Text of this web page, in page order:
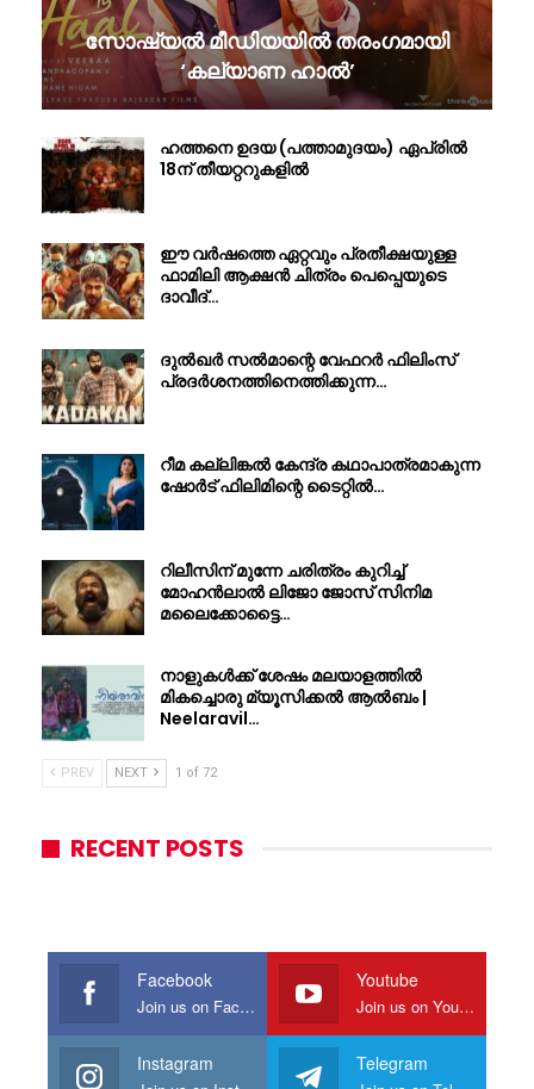
സോഷ്യൽ മീഡിയയിൽ തരംഗമായി
‘കല്യാണ ഹാൽ’
ഹത്തനെ ഉദയ (പത്താമുദയം) ഏപ്രിൽ
18ന് തീയറ്ററുകളിൽ
ഈ വർഷത്തെ ഏറ്റവും പ്രതീക്ഷയുള്ള
ഫാമിലി ആക്ഷൻ ചിത്രം പെപ്പെയുടെ
ദാവീദ്…
ദുൽഖർ സൽമാന്റെ വേഫറർ ഫിലിംസ്
പ്രദർശനത്തിനെത്തിക്കുന്ന…
റീമ കല്ലിങ്കൽ കേന്ദ്ര കഥാപാത്രമാകുന്ന
ഷോർട് ഫിലിമിന്റെ ടൈറ്റിൽ…
റിലീസിന് മുന്നേ ചരിത്രം കുറിച്ച്
മോഹൻലാൽ ലിജോ ജോസ് സിനിമ
മലൈക്കോട്ടൈ…
നാളുകൾക്ക് ശേഷം മലയാളത്തിൽ
മികച്ചൊരു മ്യൂസിക്കൽ ആൽബം |
Neelaravil…
PREV NEXT 1 of 72
RECENT POSTS
Facebook
Join us on Facebook
Youtube
Join us on Youtube
Instagram Telegram